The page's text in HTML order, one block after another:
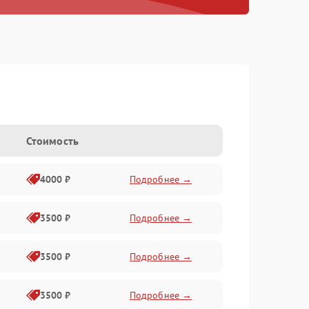
Стоимость
4000 ₽ Подробнее →
3500 ₽ Подробнее →
3500 ₽ Подробнее →
3500 ₽ Подробнее →